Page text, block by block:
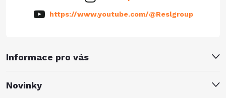
Informace pro vás
Novinky
https://www.youtube.com/@Reslgroup